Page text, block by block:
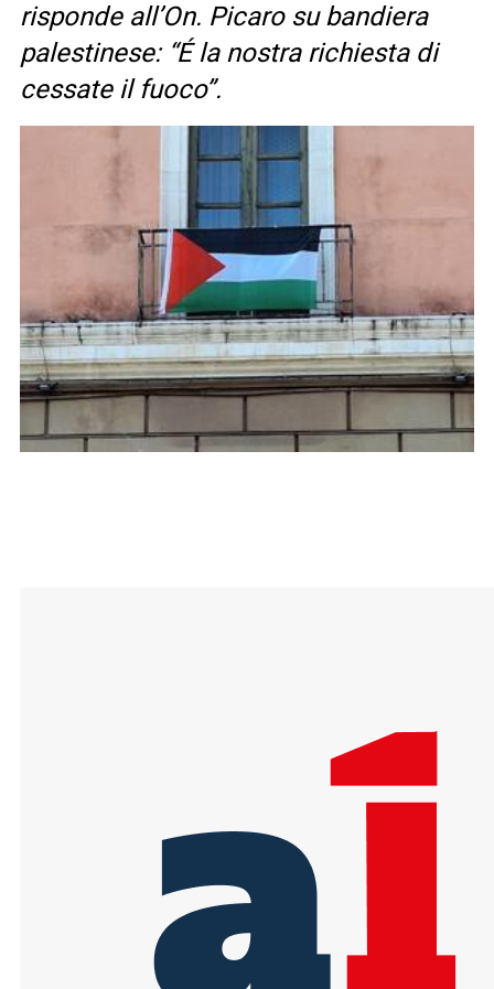
risponde all’On. Picaro su bandiera
palestinese: “É la nostra richiesta di
cessate il fuoco”.